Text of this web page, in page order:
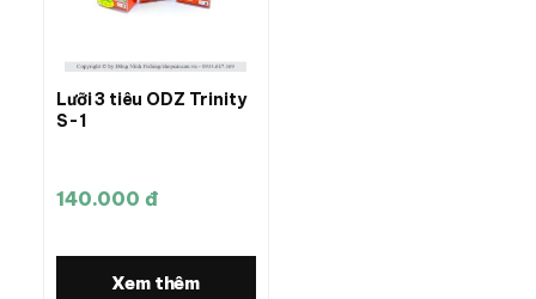
Lưỡi 3 tiêu ODZ Trinity
S-1
140.000 đ
Xem thêm